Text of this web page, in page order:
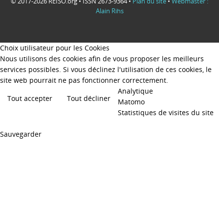
Alain Rihs
Choix utilisateur pour les Cookies
Nous utilisons des cookies afin de vous proposer les meilleurs
services possibles. Si vous déclinez l'utilisation de ces cookies, le
site web pourrait ne pas fonctionner correctement.
Tout accepter
Tout décliner
Analytique
Matomo
Statistiques de visites du site
Sauvegarder